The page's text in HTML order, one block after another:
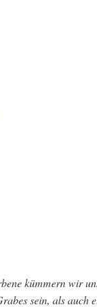
kümmern wir
sein, als auch